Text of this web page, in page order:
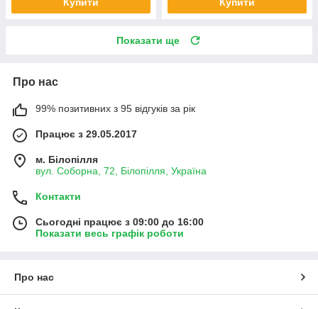
Показати ще
Про нас
99% позитивних з 95 відгуків за рік
Працює з 29.05.2017
м. Білопілля
вул. Соборна, 72, Білопілля, Україна
Контакти
Сьогодні працює з 09:00 до 16:00
Показати весь графік роботи
Про нас